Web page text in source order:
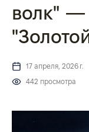
волк" —
17 апреля, 2026 г.
442 просмотра